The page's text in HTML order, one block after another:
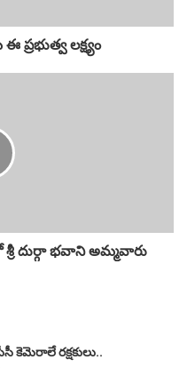
ప్రభుత్వ లక్ష్యం
దుర్గా భవాని అమ్మవారు
కెమెరాలే రక్షకులు..